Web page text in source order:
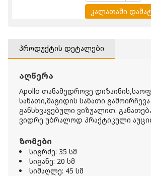
კალათაში
2 180.00 ₾
Item: CH32456
პროდუქტის დეტალები
აღწერა
Apollo თანამედროვე
სანათი,მაგიდის სანათი გამოირჩევა
განსხვავებული ვიზუალით.
ვიდრე უბრალოდ პრაქტიკული
ზომები
სიგრძე: 35 სმ
სიგანე: 20 სმ
სიმაღლე: 45 სმ